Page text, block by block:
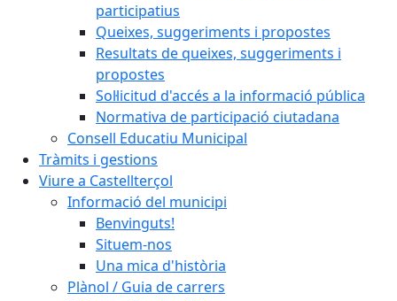
participatius
Queixes, suggeriments i propostes
Resultats de queixes, suggeriments i
propostes
Sol·licitud d'accés a la informació pública
Normativa de participació ciutadana
Consell Educatiu Municipal
Tràmits i gestions
Viure a Castellterçol
Informació del municipi
Benvinguts!
Situem-nos
Una mica d'història
Plànol / Guia de carrers